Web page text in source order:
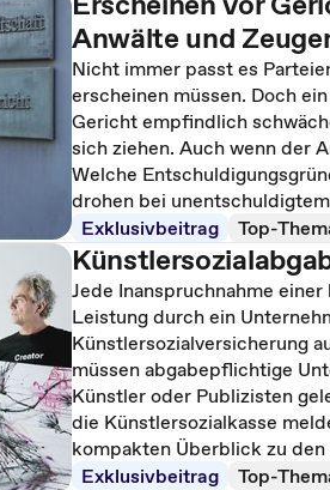
Anwälte und
Nicht immer passt es
erscheinen müssen. Doch
Gericht empfindlich
sich ziehen. Auch wenn der
Welche
drohen bei
Exklusivbeitrag
Top-
Jede Inanspruchnahme
Leistung durch ein
Künstlersozialversicherung
müssen abgabepflichtige
Künstler oder Publizisten
die Künstlersozialkasse
kompakten Überblick zu
Exklusivbeitrag
Top-